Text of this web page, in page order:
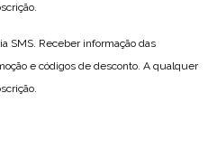
SMS. Receber informação das
e códigos de desconto. A qualquer